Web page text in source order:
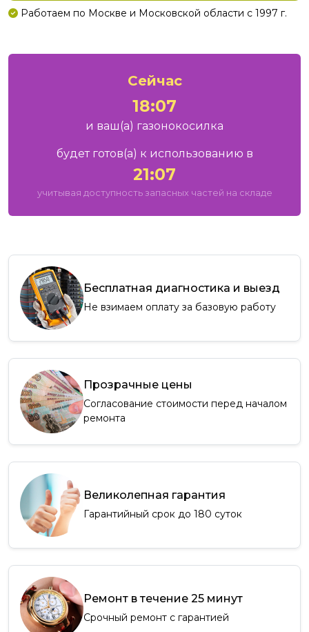
Работаем по Москве и Московской области с 1997 г.
Сейчас
18:07
и ваш(а) газонокосилка
будет готов(а) к использованию в
21:07
учитывая доступность запасных частей на складе
Бесплатная диагностика и выезд
Не взимаем оплату за базовую работу
Прозрачные цены
Согласование стоимости перед началом
ремонта
Великолепная гарантия
Гарантийный срок до 180 суток
Ремонт в течение 25 минут
Срочный ремонт с гарантией